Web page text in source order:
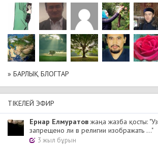
» БАРЛЫҚ БЛОГТАР
ТІКЕЛЕЙ ЭФИР
Ернар Елмуратов жаңа жазба қосты:
запрещено ли в религии изображать ..."
3 жыл бұрын